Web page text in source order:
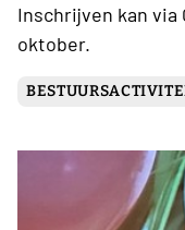
Inschrijven kan via
oktober.